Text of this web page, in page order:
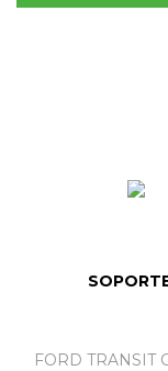
FORD TRANSIT